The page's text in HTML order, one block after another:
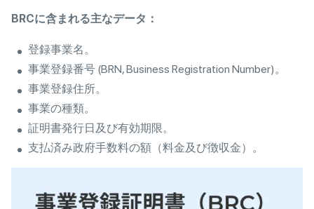
BRCに含まれる主なデータ ：
登録事業名。
事業登録番号 (BRN, Business Registration Number)。
事業登録住所。
事業の種類。
証明書発行日及び有効期限。
支払済み政府手数料の額（料金及び徴収金）。